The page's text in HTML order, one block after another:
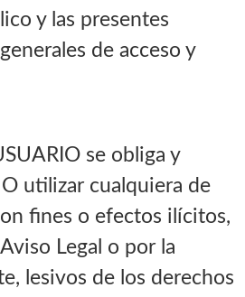
y las presentes
de acceso y
se obliga y
utilizar cualquiera de
fines o efectos ilícitos,
Legal o por la
lesivos de los derechos